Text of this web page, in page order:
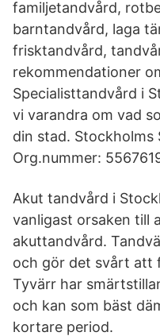
familjetandvård,
barntandvård, laga
frisktandvård,
rekommendationer
Specialisttandvård i
vi varandra om vad
din stad. Stockholms
Org.nummer:
Akut tandvård i
vanligast orsaken till
akuttandvård.
och gör det svårt att
Tyvärr har
och kan som bäst
kortare period.